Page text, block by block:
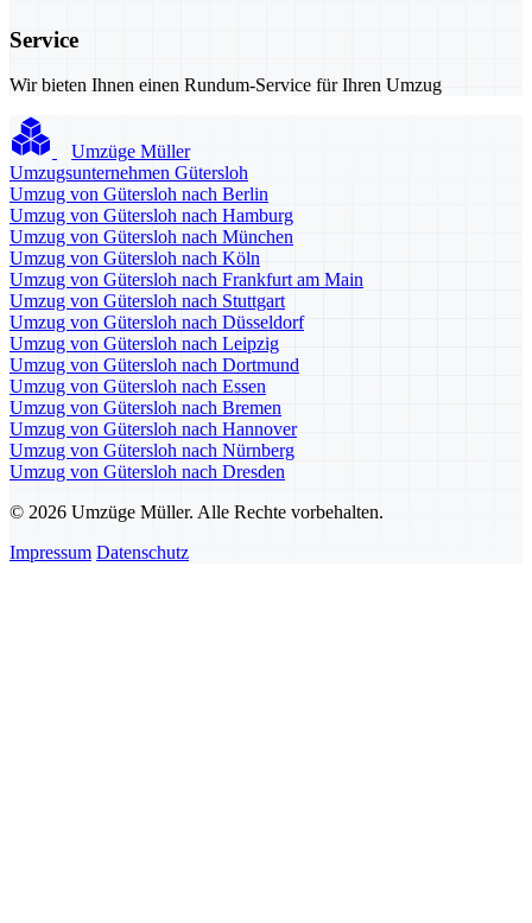
Service
Wir bieten Ihnen einen Rundum-Service für Ihren Umzug
Umzüge Müller
Umzugsunternehmen Gütersloh
Umzug von Gütersloh nach Berlin
Umzug von Gütersloh nach Hamburg
Umzug von Gütersloh nach München
Umzug von Gütersloh nach Köln
Umzug von Gütersloh nach Frankfurt am Main
Umzug von Gütersloh nach Stuttgart
Umzug von Gütersloh nach Düsseldorf
Umzug von Gütersloh nach Leipzig
Umzug von Gütersloh nach Dortmund
Umzug von Gütersloh nach Essen
Umzug von Gütersloh nach Bremen
Umzug von Gütersloh nach Hannover
Umzug von Gütersloh nach Nürnberg
Umzug von Gütersloh nach Dresden
© 2026 Umzüge Müller. Alle Rechte vorbehalten.
Impressum Datenschutz